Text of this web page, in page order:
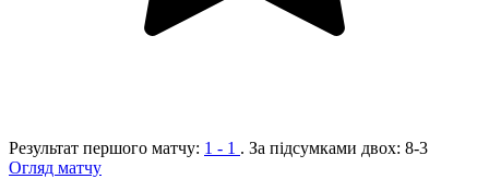
Результат першого матчу: 1 - 1 . За підсумками двох: 8-3
Огляд матчу